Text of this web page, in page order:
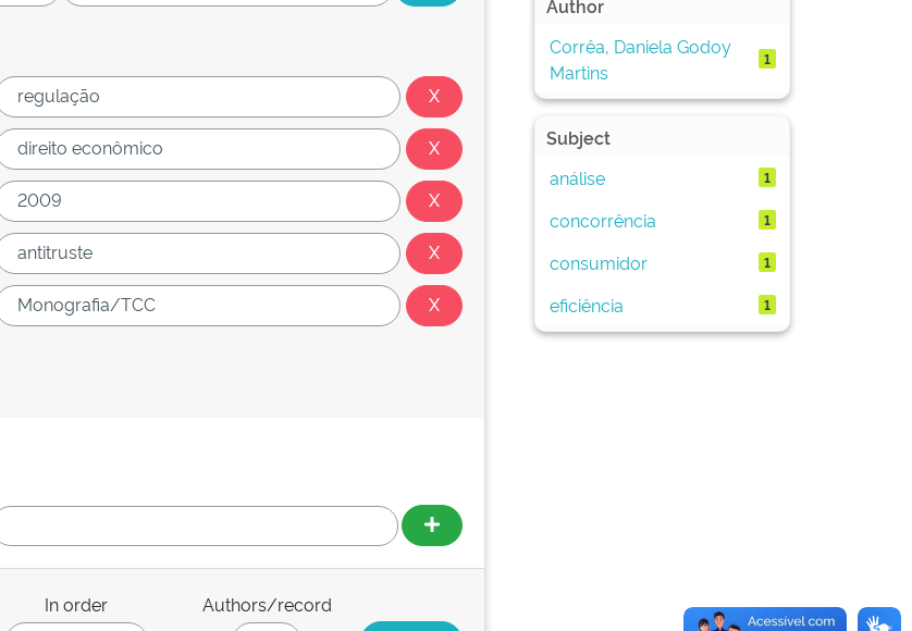
In order Authors/record
Author
Corrêa, Daniela Godoy
Martins
1
Subject
análise
1
concorrência 1
consumidor 1
eficiência 1